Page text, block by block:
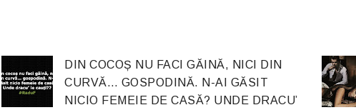
DIN COCOȘ NU FACI GĂINĂ, NICI DIN
CURVĂ… GOSPODINĂ. N-AI GĂSIT
NICIO FEMEIE DE CASĂ? UNDE DRACU’